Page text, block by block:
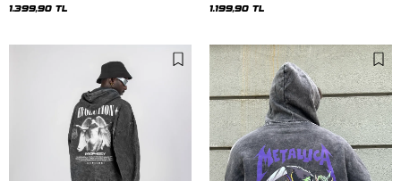
Hoodie
1.399,90 TL 1.199,90 TL